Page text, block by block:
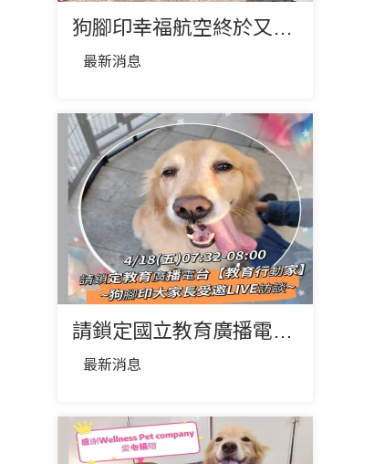
狗腳印幸福航空終於又要飛了✈️
最新消息
請鎖定國立教育廣播電台【教育行動家】節目
最新消息